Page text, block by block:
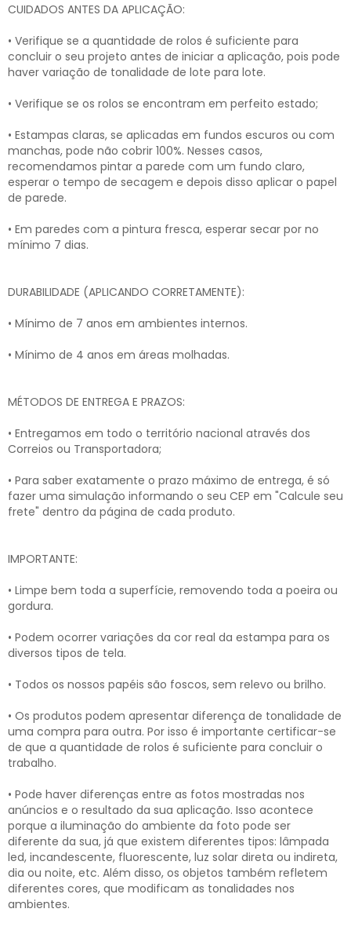
CUIDADOS ANTES DA APLICAÇÃO:
• Verifique se a quantidade de rolos é suficiente para
concluir o seu projeto antes de iniciar a aplicação, pois pode
haver variação de tonalidade de lote para lote.
• Verifique se os rolos se encontram em perfeito estado;
• Estampas claras, se aplicadas em fundos escuros ou com
manchas, pode não cobrir 100%. Nesses casos,
recomendamos pintar a parede com um fundo claro,
esperar o tempo de secagem e depois disso aplicar o papel
de parede.
• Em paredes com a pintura fresca, esperar secar por no
mínimo 7 dias.
DURABILIDADE (APLICANDO CORRETAMENTE):
• Mínimo de 7 anos em ambientes internos.
• Mínimo de 4 anos em áreas molhadas.
MÉTODOS DE ENTREGA E PRAZOS:
• Entregamos em todo o território nacional através dos
Correios ou Transportadora;
• Para saber exatamente o prazo máximo de entrega, é só
fazer uma simulação informando o seu CEP em "Calcule seu
frete" dentro da página de cada produto.
IMPORTANTE:
• Limpe bem toda a superfície, removendo toda a poeira ou
gordura.
• Podem ocorrer variações da cor real da estampa para os
diversos tipos de tela.
• Todos os nossos papéis são foscos, sem relevo ou brilho.
• Os produtos podem apresentar diferença de tonalidade de
uma compra para outra. Por isso é importante certificar-se
de que a quantidade de rolos é suficiente para concluir o
trabalho.
• Pode haver diferenças entre as fotos mostradas nos
anúncios e o resultado da sua aplicação. Isso acontece
porque a iluminação do ambiente da foto pode ser
diferente da sua, já que existem diferentes tipos: lâmpada
led, incandescente, fluorescente, luz solar direta ou indireta,
dia ou noite, etc. Além disso, os objetos também refletem
diferentes cores, que modificam as tonalidades nos
ambientes.